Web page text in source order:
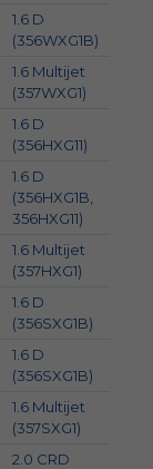
1.6 D
(356WXG1B)
1.6 Multijet
(357WXG1)
1.6 D
(356HXG11)
1.6 D
(356HXG1B,
356HXG11)
1.6 Multijet
(357HXG1)
1.6 D
(356SXG1B)
1.6 D
(356SXG1B)
1.6 Multijet
(357SXG1)
2.0 CRD